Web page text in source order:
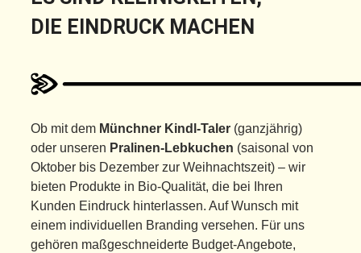
DIE EINDRUCK MACHEN
Ob mit dem Münchner Kindl-Taler (ganzjährig)
oder unseren Pralinen-Lebkuchen (saisonal von
Oktober bis Dezember zur Weihnachtszeit) – wir
bieten Produkte in Bio-Qualität, die bei Ihren
Kunden Eindruck hinterlassen. Auf Wunsch mit
einem individuellen Branding versehen. Für uns
gehören maßgeschneiderte Budget-Angebote,